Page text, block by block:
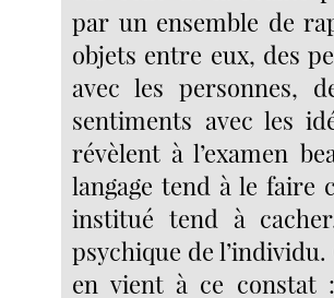
par un ensemble de
objets entre eux, des
avec les personnes,
sentiments avec les
révèlent à l’examen
langage tend à le faire
institué tend à
psychique de
en vient à ce constat